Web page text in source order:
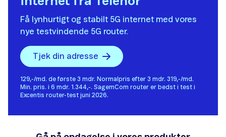
Få lynhurtigt og stabilt 5G internet med vores
nye testvindende 5G router.
Tjek din adresse
129,-/md. de første 3 mdr. Normalpris efter 3 mdr. 319,-/md.
Min. pris. i 6 mdr. 1.344,-. SagemCom router er bedst i test i
Excentis router-test juni 2026.